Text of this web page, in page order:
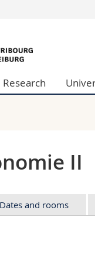
Research
II
Dates and rooms